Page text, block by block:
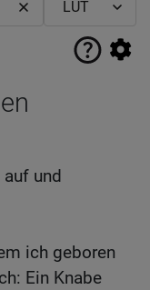
und
ich geboren
Ein Knabe